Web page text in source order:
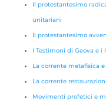
Il protestantesimo
unitariani
Il protestantesimo
I Testimoni di Geova e i
La corrente metafisica
La corrente
Movimenti profetici e